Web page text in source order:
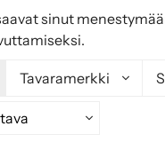
sinut
Tavaramerkki